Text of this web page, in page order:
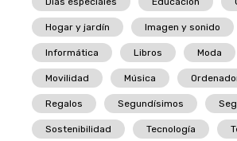
Hogar y jardín Imagen y sonido
Informática Libros Moda
Movilidad Música
Regalos Segundísimos
Sostenibilidad Tecnología